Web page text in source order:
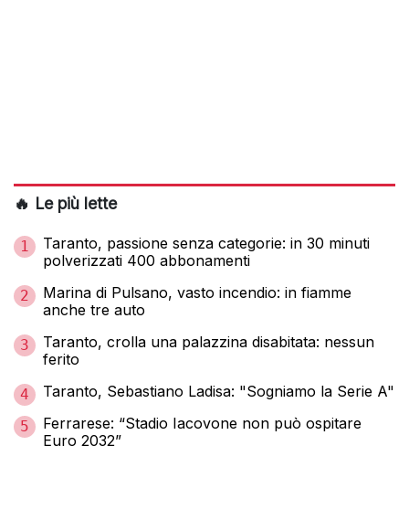
🔥 Le più lette
1
Taranto, passione senza categorie: in 30 minuti
polverizzati 400 abbonamenti
2
Marina di Pulsano, vasto incendio: in fiamme
anche tre auto
3
Taranto, crolla una palazzina disabitata: nessun
ferito
4 Taranto, Sebastiano Ladisa: "Sogniamo la Serie A"
5
Ferrarese: “Stadio Iacovone non può ospitare
Euro 2032”